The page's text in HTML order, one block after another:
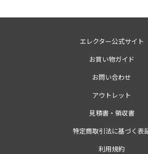
エレクター公式サイト
お買い物ガイド
お問い合わせ
アウトレット
見積書・領収書
特定商取引法に基づく表
利用規約